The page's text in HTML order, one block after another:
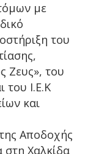
με
του
Ζευς», του
του Ι.Ε.Κ
και
Αποδοχής
στη Χαλκίδα